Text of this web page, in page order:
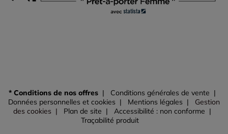
* Conditions de nos offres
Conditions générales de vente
Données personnelles et cookies
Mentions légales
Gestion
des cookies
Plan de site
Accessibilité : non conforme
Traçabilité produit